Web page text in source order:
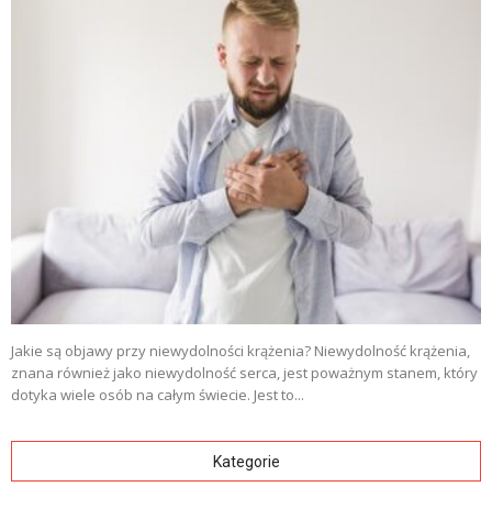
Jakie są objawy przy niewydolności krążenia? Niewydolność krążenia,
znana również jako niewydolność serca, jest poważnym stanem, który
dotyka wiele osób na całym świecie. Jest to...
Kategorie